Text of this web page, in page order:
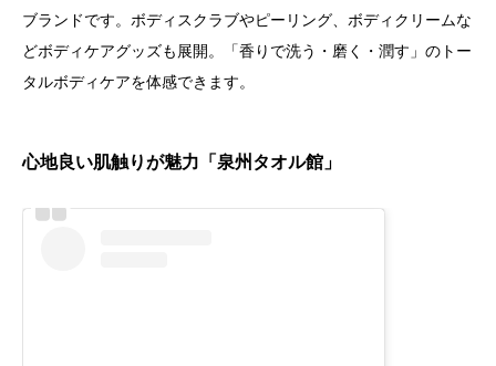
ブランドです。ボディスクラブやピーリング、ボディクリームな
どボディケアグッズも展開。「香りで洗う・磨く・潤す」のトー
タルボディケアを体感できます。
心地良い肌触りが魅力「泉州タオル館」